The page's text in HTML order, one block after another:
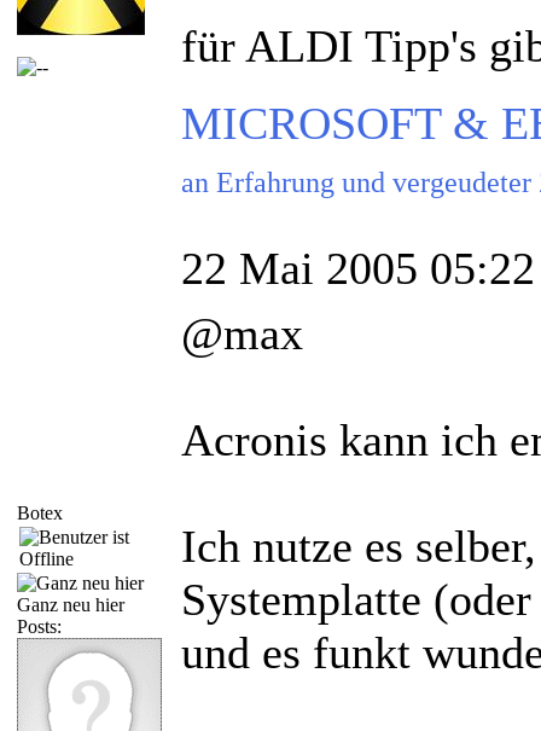
für ALDI Tipp's
MICROSOFT &
an Erfahrung und
Botex
Ganz neu hier
Posts:
22 Mai 2005 05:22
@max
Acronis kann ich
Ich nutze es
Systemplatte
und es funkt